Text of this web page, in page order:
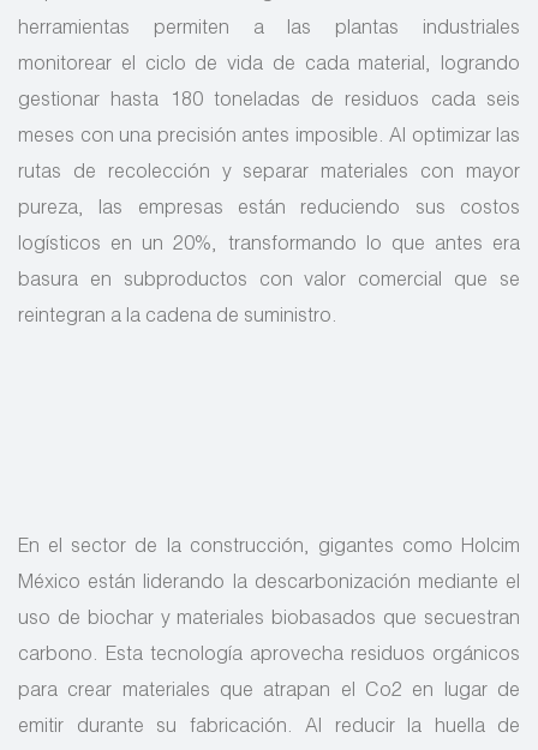
herramientas permiten a las plantas industriales
monitorear el ciclo de vida de cada material, logrando
gestionar hasta 180 toneladas de residuos cada seis
meses con una precisión antes imposible. Al optimizar las
rutas de recolección y separar materiales con mayor
pureza, las empresas están reduciendo sus costos
logísticos en un 20%, transformando lo que antes era
basura en subproductos con valor comercial que se
reintegran a la cadena de suministro.
En el sector de la construcción, gigantes como Holcim
México están liderando la descarbonización mediante el
uso de biochar y materiales biobasados que secuestran
carbono. Esta tecnología aprovecha residuos orgánicos
para crear materiales que atrapan el Co2 en lugar de
emitir durante su fabricación. Al reducir la huella de